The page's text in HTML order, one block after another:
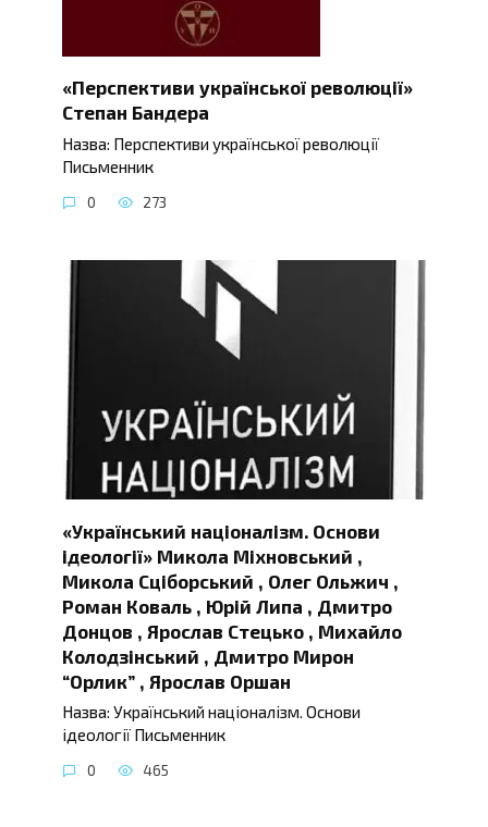
«Перспективи української революції»
Степан Бандера
Назва: Перспективи української революції
Письменник
0 273
«Український націоналізм. Основи
ідеології» Микола Міхновський ,
Микола Сціборський , Олег Ольжич ,
Роман Коваль , Юрій Липа , Дмитро
Донцов , Ярослав Стецько , Михайло
Колодзінський , Дмитро Мирон
“Орлик” , Ярослав Оршан
Назва: Український націоналізм. Основи
ідеології Письменник
0 465